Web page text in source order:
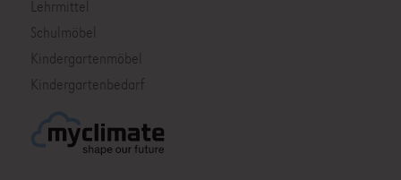
Lehrmittel
Schulmöbel
Kindergartenmöbel
Kindergartenbedarf